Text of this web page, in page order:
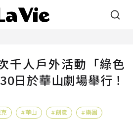
千人戶外活動「綠色
日於華山劇場舉行！
華山 創意 樂團